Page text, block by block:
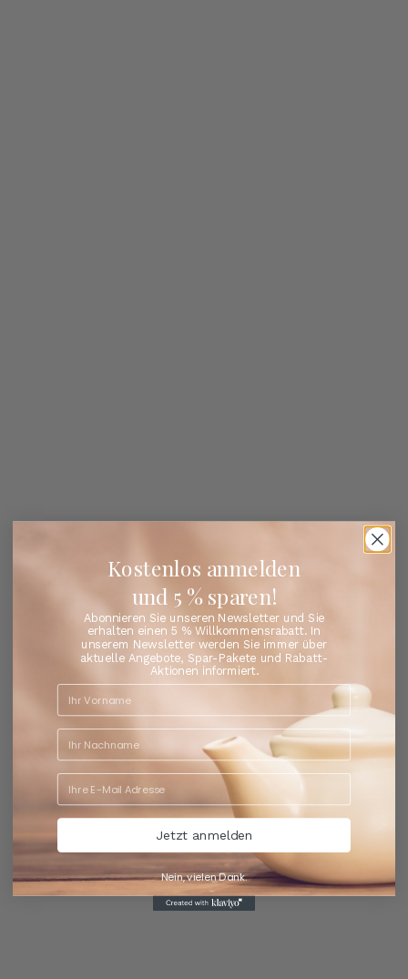
Kostenlos anmelden
und 5 % sparen!
Abonnieren Sie unseren Newsletter und Sie
erhalten einen 5 % Willkommensrabatt. In
unserem Newsletter werden Sie immer über
aktuelle Angebote, Spar-Pakete und Rabatt-
Aktionen informiert.
Jetzt anmelden
Nein, vielen Dank.